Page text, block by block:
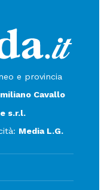
e provincia
Cavallo
s.r.l.
Media L.G.